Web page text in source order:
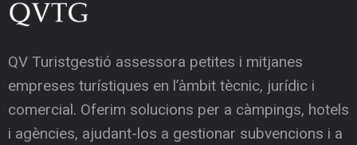
QV Turistgestió assessora petites i mitjanes
empreses turístiques en l’àmbit tècnic, jurídic i
comercial. Oferim solucions per a càmpings, hotels
i agències, ajudant-los a gestionar subvencions i a